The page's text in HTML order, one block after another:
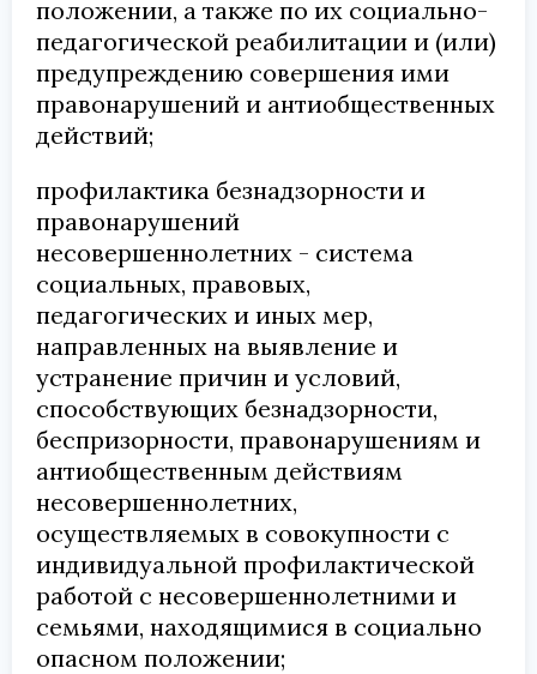
положении, а также по их социально-
педагогической реабилитации и (или)
предупреждению совершения ими
правонарушений и антиобщественных
действий;
профилактика безнадзорности и
правонарушений
несовершеннолетних - система
социальных, правовых,
педагогических и иных мер,
направленных на выявление и
устранение причин и условий,
способствующих безнадзорности,
беспризорности, правонарушениям и
антиобщественным действиям
несовершеннолетних,
осуществляемых в совокупности с
индивидуальной профилактической
работой с несовершеннолетними и
семьями, находящимися в социально
опасном положении;